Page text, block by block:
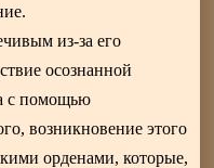
из-за его
осознанной
с помощью
возникновение этого
орденами, которые,